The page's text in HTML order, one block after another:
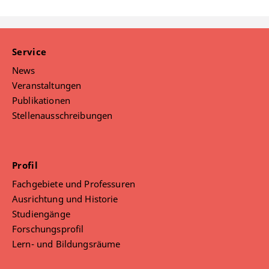
Service
News
Veranstaltungen
Publikationen
Stellenausschreibungen
Profil
Fachgebiete und Professuren
Ausrichtung und Historie
Studiengänge
Forschungsprofil
Lern- und Bildungsräume